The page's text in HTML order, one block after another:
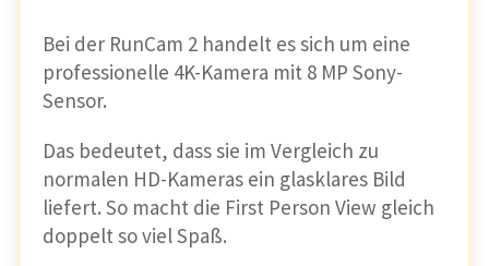
Bei der RunCam 2 handelt es sich um eine
professionelle 4K-Kamera mit 8 MP Sony-
Sensor.
Das bedeutet, dass sie im Vergleich zu
normalen HD-Kameras ein glasklares Bild
liefert. So macht die First Person View gleich
doppelt so viel Spaß.